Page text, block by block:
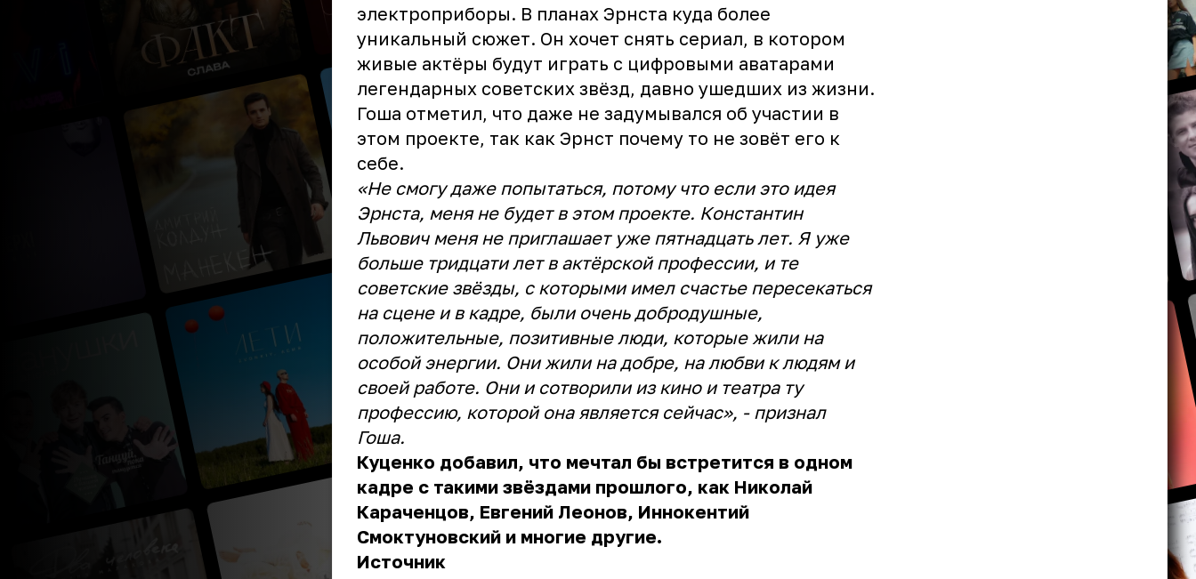
электроприборы. В планах Эрнста куда более
уникальный сюжет. Он хочет снять сериал, в котором
живые актёры будут играть с цифровыми аватарами
легендарных советских звёзд, давно ушедших из жизни.
Гоша отметил, что даже не задумывался об участии в
этом проекте, так как Эрнст почему то не зовёт его к
себе.
«Не смогу даже попытаться, потому что если это идея
Эрнста, меня не будет в этом проекте. Константин
Львович меня не приглашает уже пятнадцать лет. Я уже
больше тридцати лет в актёрской профессии, и те
советские звёзды, с которыми имел счастье пересекаться
на сцене и в кадре, были очень добродушные,
положительные, позитивные люди, которые жили на
особой энергии. Они жили на добре, на любви к людям и
своей работе. Они и сотворили из кино и театра ту
профессию, которой она является сейчас», - признал
Гоша.
Куценко добавил, что мечтал бы встретится в одном
кадре с такими звёздами прошлого, как Николай
Караченцов, Евгений Леонов, Иннокентий
Смоктуновский и многие другие.
Источник